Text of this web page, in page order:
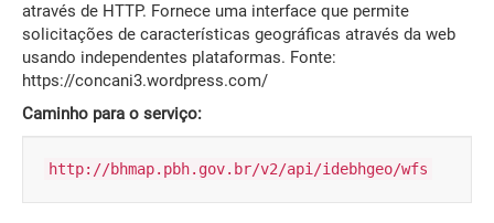
através de HTTP. Fornece uma interface que permite
solicitações de características geográficas através da web
usando independentes plataformas. Fonte:
https://concani3.wordpress.com/
Caminho para o serviço:
http://bhmap.pbh.gov.br/v2/api/idebhgeo/wfs